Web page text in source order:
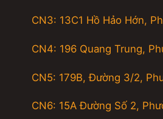
CN3: 13C1 Hồ Hảo Hớn,
CN4: 196 Quang Trung,
CN5: 179B, Đường 3/2,
CN6: 15A Đường Số 2,